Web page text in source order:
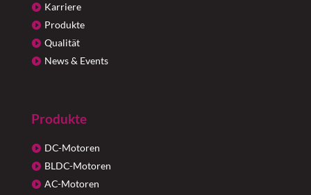
Karriere
Produkte
Qualität
News & Events
Produkte
DC-Motoren
BLDC-Motoren
AC-Motoren